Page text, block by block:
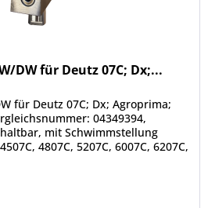
DW für Deutz 07C; Dx;...
für Deutz 07C; Dx; Agroprima;
04349394,
mit Schwimmstellung
4807C, 5207C, 6007C, 6207C,